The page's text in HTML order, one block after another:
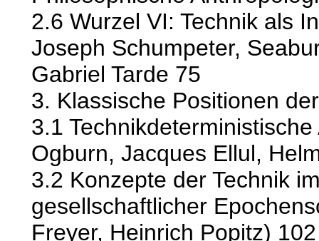
2.6 Wurzel VI: Technik als
Joseph Schumpeter,
Gabriel Tarde 75
3. Klassische Positionen
3.1
Ogburn, Jacques Ellul,
3.2 Konzepte der Technik
gesellschaftlicher
Freyer, Heinrich Popitz) 102